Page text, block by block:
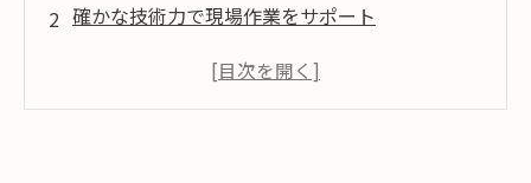
確かな技術力で現場作業をサポート
安心して任せられるリサイクル